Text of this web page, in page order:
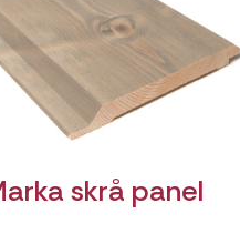
skrå panel